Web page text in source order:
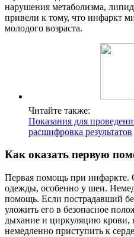
нарушения метаболизма,
привели к тому, что инфаркт
молодого возраста.
Читайте также:
Показания для
расшифровка результатов
Как оказать первую
Первая помощь при инфаркте.
одежды, особенно у шеи.
помощь. Если пострадавший
уложить его в безопасное
дыхание и циркуляцию крови,
немедленно приступить к